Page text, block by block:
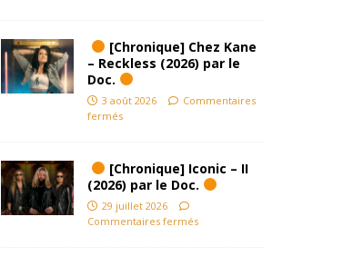
[Chronique] Chez Kane
– Reckless (2026) par le
Doc.
3 août 2026
Commentaires
fermés
[Chronique] Iconic – II
(2026) par le Doc.
29 juillet 2026
Commentaires fermés